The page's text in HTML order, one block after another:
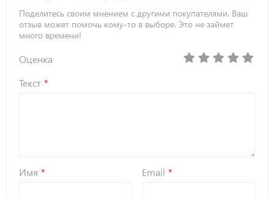
Поделитесь своим мнением с другими покупателями. Ваш
отзыв может помочь кому-то в выборе. Это не займет
много времени!
Оценка
Текст
Имя Email